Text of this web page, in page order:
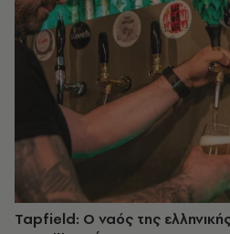
Tapfield: Ο ναός της